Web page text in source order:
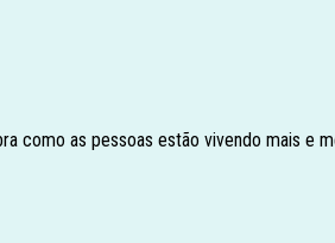
como as pessoas estão vivendo mais e